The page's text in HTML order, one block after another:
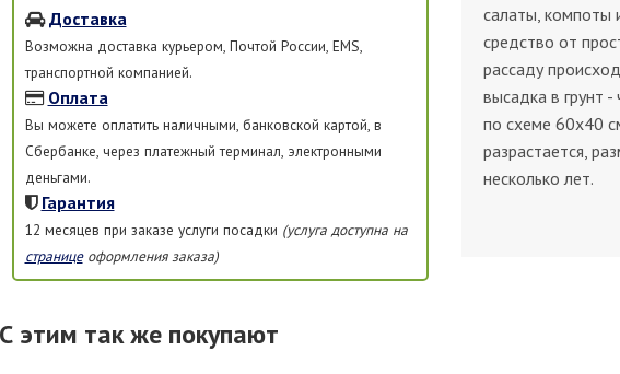
Доставка
Возможна доставка курьером, Почтой России, EMS,
транспортной компанией.
Оплата
Вы можете оплатить наличными, банковской картой, в
Сбербанке, через платежный терминал, электронными
деньгами.
Гарантия
12 месяцев при заказе услуги посадки (услуга доступна на
страницеоформления заказа)
салаты, компоты
средство от
рассаду
высадка в грунт
по схеме 60х40
разрастается,
несколько лет.
С этим так же покупают